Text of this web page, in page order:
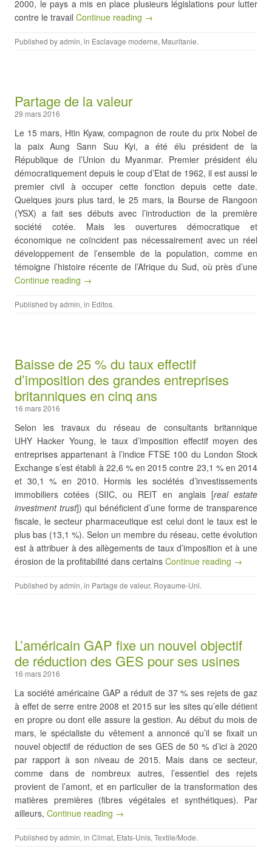
2000, le pays a mis en place plusieurs législations pour lutter
contre le travail Continue reading →
Published byadmin, in Esclavage moderne, Mauritanie.
Partage de la valeur
29 mars 2016
Le 15 mars, Htin Kyaw, compagnon de route du prix Nobel de
la paix Aung Sann Suu Kyi, a été élu président de la
République de l’Union du Myanmar. Premier président élu
démocratiquement depuis le coup d’Etat de 1962, il est aussi le
premier civil à occuper cette fonction depuis cette date.
Quelques jours plus tard, le 25 mars, la Bourse de Rangoon
(YSX) a fait ses débuts avec l’introduction de la première
société cotée. Mais les ouvertures démocratique et
économique ne coïncident pas nécessairement avec un réel
développement de l’ensemble de la population, comme en
témoigne l’histoire récente de l’Afrique du Sud, où près d’une
Continue reading →
Published byadmin, in Editos.
Baisse de 25 % du taux effectif
d’imposition des grandes entreprises
britanniques en cinq ans
16 mars 2016
Selon les travaux du réseau de consultants britannique
UHY Hacker Young, le taux d’imposition effectif moyen des
entreprises appartenant à l’indice FTSE 100 du London Stock
Exchange s’est établi à 22,6 % en 2015 contre 23,1 % en 2014
et 30,1 % en 2010. Hormis les sociétés d’investissements
immobiliers cotées (SIIC, ou REIT en anglais [real estate
investment trust]) qui bénéficient d’une forme de transparence
fiscale, le secteur pharmaceutique est celui dont le taux est le
plus bas (13,1 %). Selon un membre du réseau, cette évolution
est à attribuer à des allègements de taux d’imposition et à une
érosion de la profitabilité dans certains Continue reading →
Published byadmin, in Partage de valeur, Royaume-Uni.
L’américain GAP fixe un nouvel objectif
de réduction des GES pour ses usines
16 mars 2016
La société américaine GAP a réduit de 37 % ses rejets de gaz
à effet de serre entre 2008 et 2015 sur les sites qu’elle détient
en propre ou dont elle assure la gestion. Au début du mois de
mars, le spécialiste du vêtement a annoncé qu’il se fixait un
nouvel objectif de réduction de ses GES de 50 % d’ici à 2020
par rapport à son niveau de 2015. Mais dans ce secteur,
comme dans de nombreux autres, l’essentiel des rejets
provient de l’amont, et en particulier de la transformation des
matières premières (fibres végétales et synthétiques). Par
ailleurs, Continue reading →
Published byadmin, in Climat, Etats-Unis, Textile/Mode.